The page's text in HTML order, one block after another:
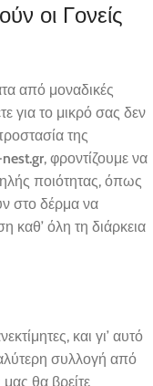
οι Γονείς
από μοναδικές
για το μικρό σας δεν
της
, φροντίζουμε να
ποιότητας, όπως
στο δέρμα να
καθ’ όλη τη διάρκεια
και γι’ αυτό
συλλογή από
μας θα βρείτε